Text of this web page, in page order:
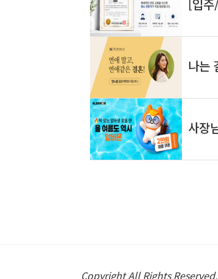
Copyright All Rights Reserved.